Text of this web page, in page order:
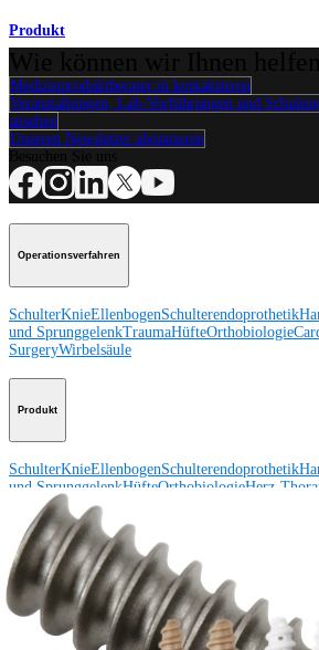
Produkt
Medizinproduktberater:in kontaktieren
Veranstaltungen, Lab-Vorführungen und
ansehen
Unseren Newsletter abonnieren
Operationsverfahren
SchulterKnieEllenbogenSchulterendoprothetik
und SprunggelenkTraumaHüfteOrthobiologie
SurgeryWirbelsäule
Produkt
SchulterKnieEllenbogenSchulterendoprothetik
und SprunggelenkHüfteOrthobiologieHerz-
Surgery Bildgebung & Resektion
Medical Education
Medical Education Kursbeschreibungen
Lehrgänge ArthroLab™-StandorteUnser